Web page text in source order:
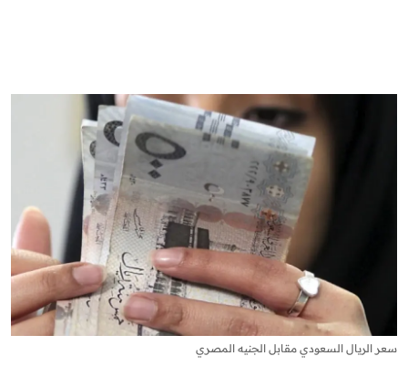
سعر الريال السعودي مقابل الجنيه المصري